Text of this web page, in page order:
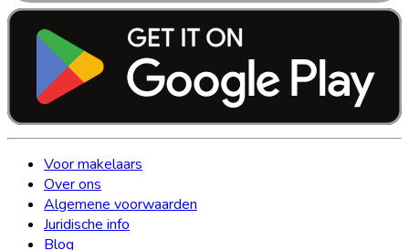
Voor makelaars
Over ons
Algemene voorwaarden
Juridische info
Blog